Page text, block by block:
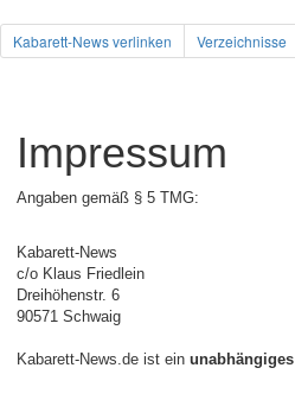
Kabarett-News verlinken Verzeichnisse
Impressum
Angaben gemäß § 5 TMG:
Kabarett-News
c/o Klaus Friedlein
Dreihöhenstr. 6
90571 Schwaig
Kabarett-News.de ist ein unabhängiges